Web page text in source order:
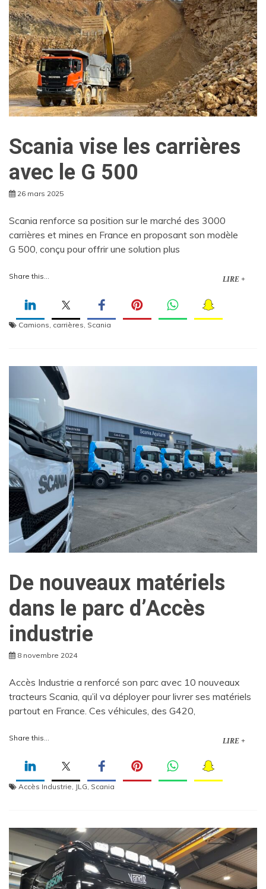
Scania vise les carrières
avec le G 500
26 mars 2025
Scania renforce sa position sur le marché des 3000
carrières et mines en France en proposant son modèle
G 500, conçu pour offrir une solution plus
Share this... LIRE +
Camions, carrières, Scania
De nouveaux matériels
dans le parc d’Accès
industrie
8 novembre 2024
Accès Industrie a renforcé son parc avec 10 nouveaux
tracteurs Scania, qu’il va déployer pour livrer ses matériels
partout en France. Ces véhicules, des G420,
Share this... LIRE +
Accès Industrie JLG Scania